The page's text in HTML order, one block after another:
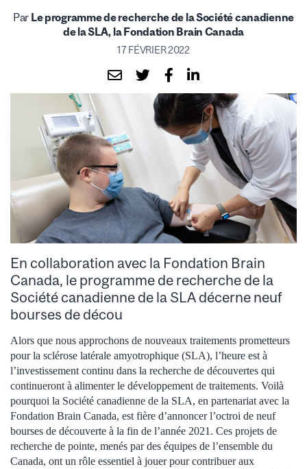
Par Le programme de recherche de la Société canadienne
de la SLA, la Fondation Brain Canada
17 FÉVRIER 2022
En collaboration avec la Fondation Brain
Canada, le programme de recherche de la
Société canadienne de la SLA décerne neuf
bourses de décou
Alors que nous approchons de nouveaux traitements prometteurs
pour la sclérose latérale amyotrophique (SLA), l’heure est à
l’investissement continu dans la recherche de découvertes qui
continueront à alimenter le développement de traitements. Voilà
pourquoi la Société canadienne de la SLA, en partenariat avec la
Fondation Brain Canada, est fière d’annoncer l’octroi de neuf
bourses de découverte à la fin de l’année 2021. Ces projets de
recherche de pointe, menés par des équipes de l’ensemble du
Canada, ont un rôle essentiel à jouer pour contribuer aux